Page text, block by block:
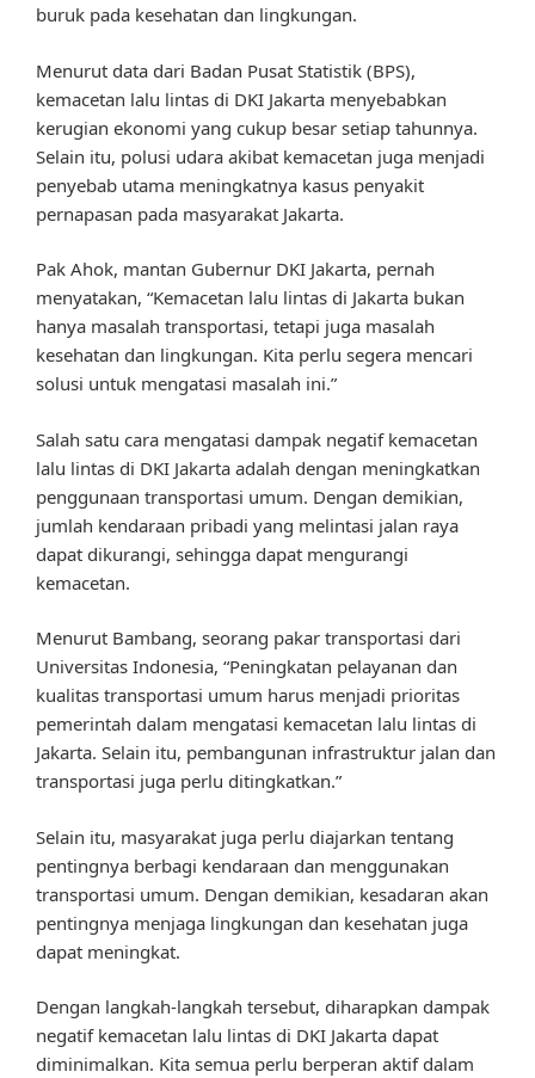
buruk pada kesehatan dan lingkungan.
Menurut data dari Badan Pusat Statistik (BPS),
kemacetan lalu lintas di DKI Jakarta menyebabkan
kerugian ekonomi yang cukup besar setiap tahunnya.
Selain itu, polusi udara akibat kemacetan juga menjadi
penyebab utama meningkatnya kasus penyakit
pernapasan pada masyarakat Jakarta.
Pak Ahok, mantan Gubernur DKI Jakarta, pernah
menyatakan, “Kemacetan lalu lintas di Jakarta bukan
hanya masalah transportasi, tetapi juga masalah
kesehatan dan lingkungan. Kita perlu segera mencari
solusi untuk mengatasi masalah ini.”
Salah satu cara mengatasi dampak negatif kemacetan
lalu lintas di DKI Jakarta adalah dengan meningkatkan
penggunaan transportasi umum. Dengan demikian,
jumlah kendaraan pribadi yang melintasi jalan raya
dapat dikurangi, sehingga dapat mengurangi
kemacetan.
Menurut Bambang, seorang pakar transportasi dari
Universitas Indonesia, “Peningkatan pelayanan dan
kualitas transportasi umum harus menjadi prioritas
pemerintah dalam mengatasi kemacetan lalu lintas di
Jakarta. Selain itu, pembangunan infrastruktur jalan dan
transportasi juga perlu ditingkatkan.”
Selain itu, masyarakat juga perlu diajarkan tentang
pentingnya berbagi kendaraan dan menggunakan
transportasi umum. Dengan demikian, kesadaran akan
pentingnya menjaga lingkungan dan kesehatan juga
dapat meningkat.
Dengan langkah-langkah tersebut, diharapkan dampak
negatif kemacetan lalu lintas di DKI Jakarta dapat
diminimalkan. Kita semua perlu berperan aktif dalam